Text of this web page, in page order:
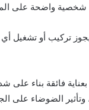
واضحة على
يجوز تركيب أو
فائقة بناء على
الضوضاء على